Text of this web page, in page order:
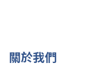
關於我們